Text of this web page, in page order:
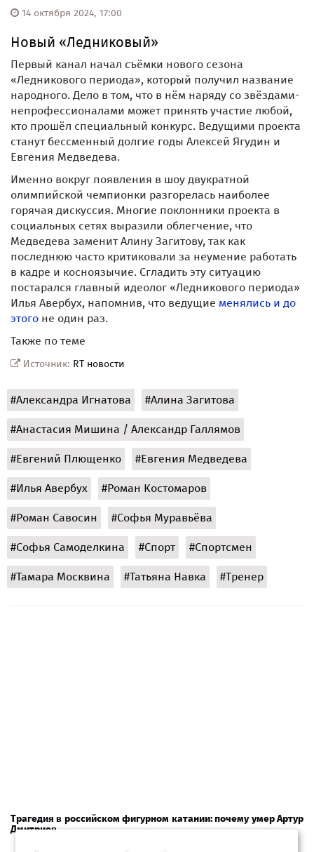
14 октября 2024, 17:00
Новый «Ледниковый»
Первый канал начал съёмки нового сезона
«Ледникового периода», который получил название
народного. Дело в том, что в нём наряду со звёздами-
непрофессионалами может принять участие любой,
кто прошёл специальный конкурс. Ведущими проекта
станут бессменный долгие годы Алексей Ягудин и
Евгения Медведева.
Именно вокруг появления в шоу двукратной
олимпийской чемпионки разгорелась наиболее
горячая дискуссия. Многие поклонники проекта в
социальных сетях выразили облегчение, что
Медведева заменит Алину Загитову, так как
последнюю часто критиковали за неумение работать
в кадре и косноязычие. Сгладить эту ситуацию
постарался главный идеолог «Ледникового периода»
Илья Авербух, напомнив, что ведущие менялись и до
этого не один раз.
Также по теме
Источник: RT новости
#Александра Игнатова #Алина Загитова
#Анастасия Мишина / Александр Галлямов
#Евгений Плющенко #Евгения Медведева
#Илья Авербух #Роман Костомаров
#Роман Савосин #Софья Муравьёва
#Софья Самоделкина #Спорт #Спортсмен
#Тамара Москвина #Татьяна Навка #Тренер
Трагедия в российском фигурном катании: почему умер Артур
Дмитриев